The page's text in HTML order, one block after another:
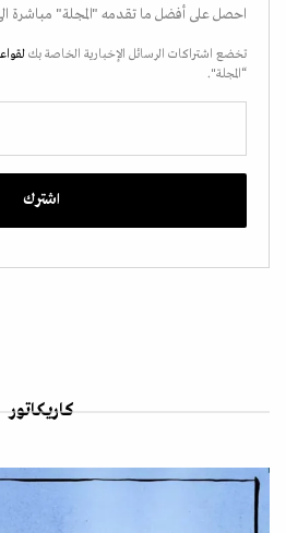
احصل على أفضل ما تقدمه "المجلة" مباشرة
تخضع اشتراكات الرسائل الإخبارية الخاصة بك
“المجلة".
كاريكاتور